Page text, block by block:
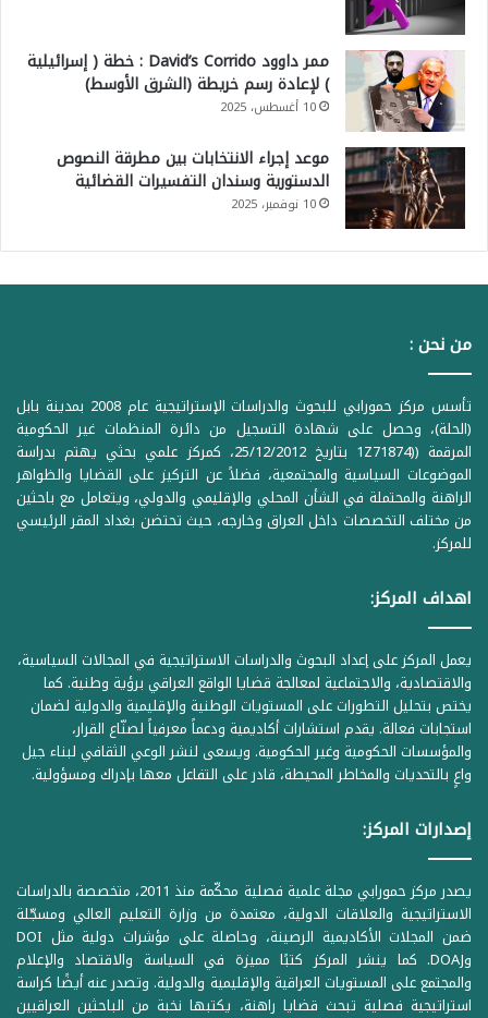
ممر داوود David’s Corrido : خطة ( إسرائيلية
) لإعادة رسم خريطة (الشرق الأوسط)
10 أغسطس، 2025
موعد إجراء الانتخابات بين مطرقة النصوص
الدستورية وسندان التفسيرات القضائية
10 نوفمبر، 2025
من نحن :
تأسس مركز حمورابي للبحوث والدراسات الإستراتيجية عام 2008 بمدينة بابل
(الحلة)، وحصل على شهادة التسجيل من دائرة المنظمات غير الحكومية
المرقمة ((1Z71874 بتاريخ 25/12/2012، كمركز علمي بحثي يهتم بدراسة
الموضوعات السياسية والمجتمعية، فضلاً عن التركيز على القضايا والظواهر
الراهنة والمحتملة في الشأن المحلي والإقليمي والدولي، ويتعامل مع باحثين
من مختلف التخصصات داخل العراق وخارجه، حيث تحتضن بغداد المقر الرئيسي
للمركز.
اهداف المركز:
يعمل المركز على إعداد البحوث والدراسات الاستراتيجية في المجالات السياسية،
والاقتصادية، والاجتماعية لمعالجة قضايا الواقع العراقي برؤية وطنية. كما
يختص بتحليل التطورات على المستويات الوطنية والإقليمية والدولية لضمان
استجابات فعالة. يقدم استشارات أكاديمية ودعماً معرفياً لصنّاع القرار،
والمؤسسات الحكومية وغير الحكومية. ويسعى لنشر الوعي الثقافي لبناء جيل
واعٍ بالتحديات والمخاطر المحيطة، قادر على التفاعل معها بإدراك ومسؤولية.
إصدارات المركز:
يصدر مركز حمورابي مجلة علمية فصلية محكّمة منذ 2011، متخصصة بالدراسات
الاستراتيجية والعلاقات الدولية، معتمدة من وزارة التعليم العالي ومسجّلة
ضمن المجلات الأكاديمية الرصينة، وحاصلة على مؤشرات دولية مثل DOI
وDOAJ. كما ينشر المركز كتبًا مميزة في السياسة والاقتصاد والإعلام
والمجتمع على المستويات العراقية والإقليمية والدولية. وتصدر عنه أيضًا كراسة
استراتيجية فصلية تبحث قضايا راهنة، يكتبها نخبة من الباحثين العراقيين